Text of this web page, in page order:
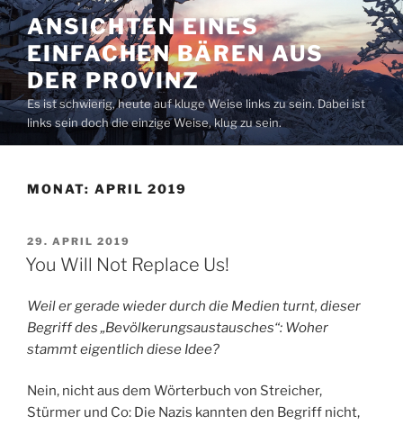
Zum
Inhalt
springen
ANSICHTEN EINES
EINFACHEN BÄREN AUS
DER PROVINZ
Es ist schwierig, heute auf kluge Weise links zu sein. Dabei ist
links sein doch die einzige Weise, klug zu sein.
MONAT: APRIL 2019
VERÖFFENTLICHT
AM
29. APRIL 2019
You Will Not Replace Us!
Weil er gerade wieder durch die Medien turnt, dieser
Begriff des „Bevölkerungsaustausches“: Woher
stammt eigentlich diese Idee?
Nein, nicht aus dem Wörterbuch von Streicher,
Stürmer und Co: Die Nazis kannten den Begriff nicht,